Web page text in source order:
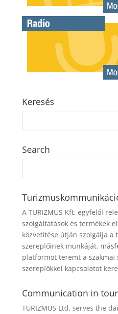
Keresés
Search
A TURIZMUS Kft. egyfelől
szolgáltatások és termékek
közvetítése útján szolgálja
szereplőinek munkáját,
platformot teremt a szakmai
szereplőkkel kapcsolatot
Communication in
TURIZMUS Ltd. serves the